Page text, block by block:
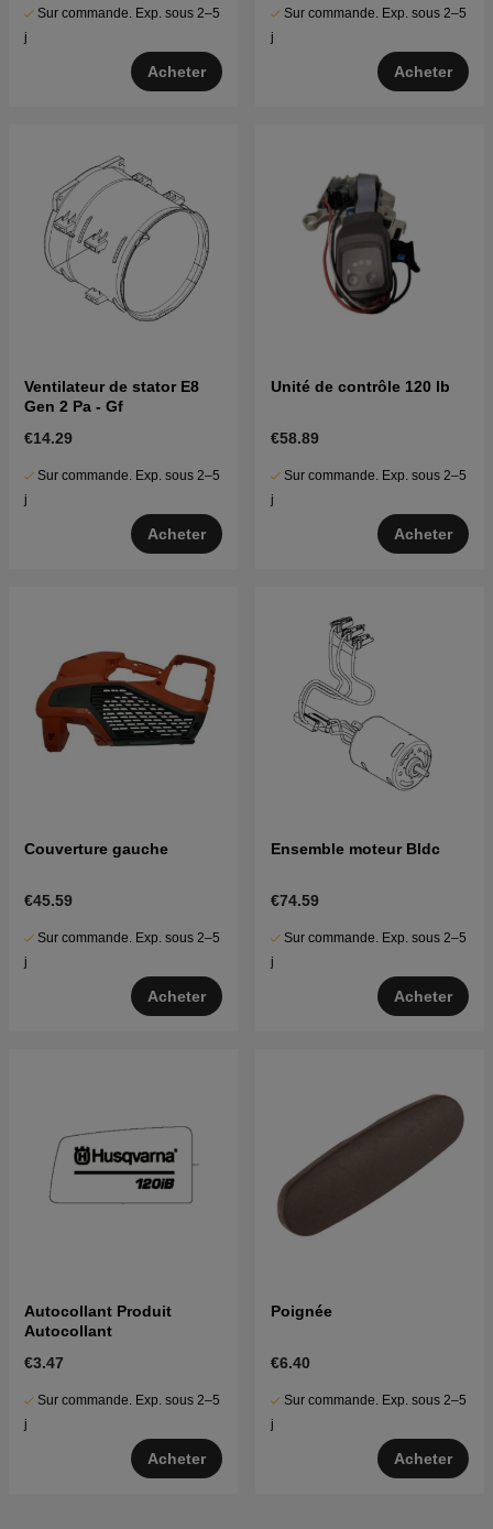
Sur commande. Exp. sous 2–5
j
Acheter
Sur commande. Exp. sous 2–5
j
Acheter
Ventilateur de stator E8
Gen 2 Pa - Gf
€14.29
Sur commande. Exp. sous 2–5
j
Acheter
Unité de contrôle 120 lb
€58.89
Sur commande. Exp. sous 2–5
j
Acheter
Couverture gauche
€45.59
Sur commande. Exp. sous 2–5
j
Acheter
Ensemble moteur Bldc
€74.59
Sur commande. Exp. sous 2–5
j
Acheter
Autocollant Produit
Autocollant
€3.47
Sur commande. Exp. sous 2–5
j
Acheter
Poignée
€6.40
Sur commande. Exp. sous 2–5
j
Acheter